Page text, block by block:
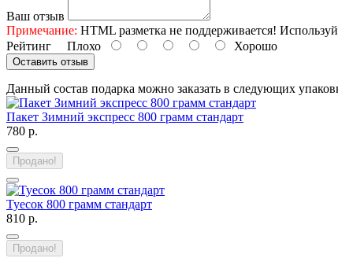
Ваш отзыв
Примечание: HTML разметка не поддерживается!
Рейтинг Плохо Хорошо
Оставить отзыв
Данный состав подарка можно заказать в следующих
Пакет Зимний экспресс 800 грамм стандарт
780 р.
Продано!
Туесок 800 грамм стандарт
810 р.
Продано!